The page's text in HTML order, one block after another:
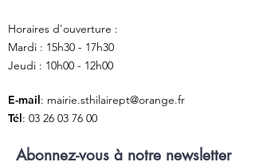
Horaires d'ouverture :
Mardi : 15h30 - 17h30
Jeudi : 10h00 - 12h00
E-mail: mairie.sthilairept@orange.fr
Tél: 03 26 03 76 00
Abonnez-vous à notre newsletter